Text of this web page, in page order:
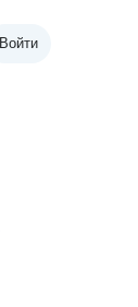
Войти